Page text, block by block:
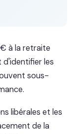
à la retraite
les
sous-
libérales et les
de la